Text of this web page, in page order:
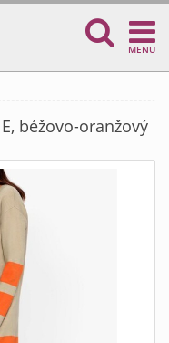
MENU
béžovo-oranžový